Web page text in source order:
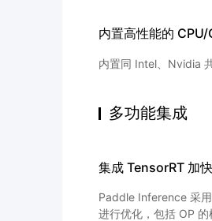
内置高性能的
内置同 Intel、Nvidia
多功能集成
集成 TensorRT 加
Paddle Inference 采
进行优化，包括 OP